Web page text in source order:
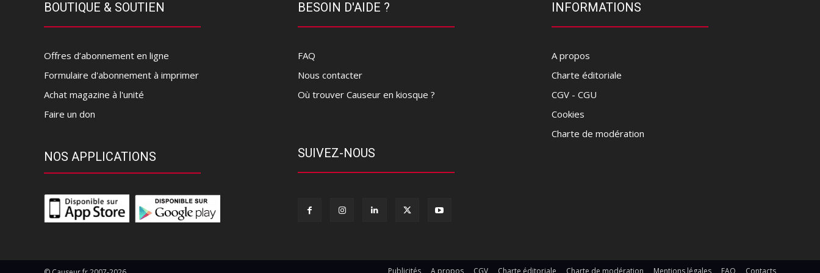
BOUTIQUE & SOUTIEN
Offres d’abonnement en ligne
Formulaire d'abonnement à imprimer
Achat magazine à l'unité
Faire un don
NOS APPLICATIONS
BESOIN D'AIDE ?
FAQ
Nous contacter
Où trouver Causeur en kiosque ?
SUIVEZ-NOUS
INFORMATIONS
A propos
Charte éditoriale
CGV - CGU
Cookies
Charte de modération
Publicités A propos CGV Charte éditoriale Charte de modération Mentions légales FAQ Contacts